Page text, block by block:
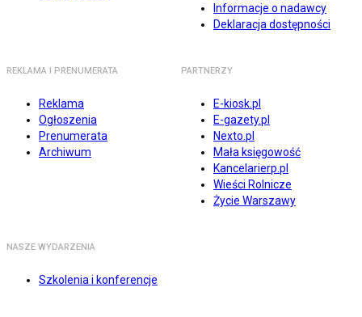
Informacje o nadawcy
Deklaracja dostępności
REKLAMA I PRENUMERATA
Reklama
Ogłoszenia
Prenumerata
Archiwum
PARTNERZY
E-kiosk.pl
E-gazety.pl
Nexto.pl
Mała księgowość
Kancelarierp.pl
Wieści Rolnicze
Życie Warszawy
NASZE WYDARZENIA
Szkolenia i konferencje